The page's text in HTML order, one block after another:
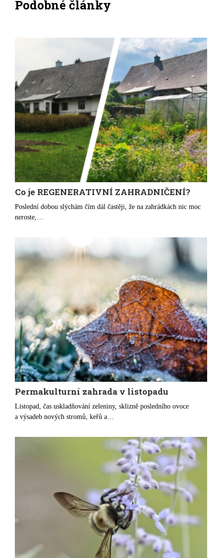
Podobné články
Co je REGENERATIVNÍ ZAHRADNIČENÍ?
Poslední dobou slýchám čím dál častěji, že na zahrádkách nic moc
neroste,…
Permakulturní zahrada v listopadu
Listopad, čas uskladňování zeleniny, sklizně posledního ovoce
a výsadeb nových stromů, keřů a…